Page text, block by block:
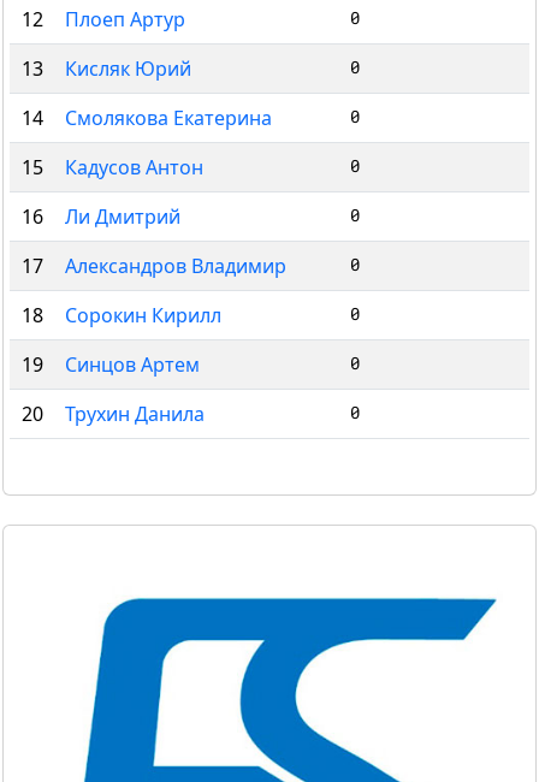
12 Плоеп Артур 0
13 Кисляк Юрий 0
14 Смолякова Екатерина 0
15 Кадусов Антон 0
16 Ли Дмитрий 0
17 Александров Владимир 0
18 Сорокин Кирилл 0
19 Синцов Артем 0
20 Трухин Данила 0